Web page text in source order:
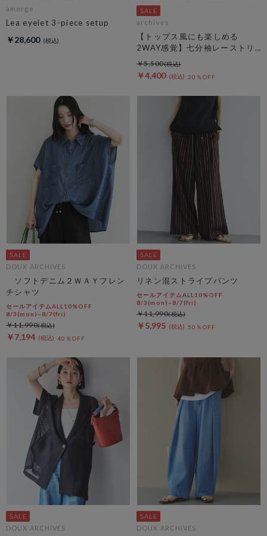
amerge.
Lea eyelet 3-piece setup
￥28,600
archives
【トップス風にも楽しめる
2WAY感覚】七分袖レーストリ
ム透かしニットカーディガン
￥4,400 20％OFF
￥5,500
DOUX ARCHIVES
ソフトデニム２ＷＡＹフレン
チシャツ
セールアイテムALL10%OFF
8/3(mon)~8/7(fri)
￥7,194 40％OFF
￥11,990
DOUX ARCHIVES
リネン混ストライプパンツ
セールアイテムALL10%OFF
8/3(mon)~8/7(fri)
￥5,995 50％OFF
￥11,990
DOUX ARCHIVES DOUX ARCHIVES